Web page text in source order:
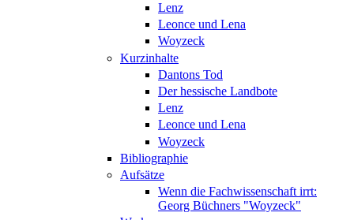
Lenz
Leonce und Lena
Woyzeck
Kurzinhalte
Dantons Tod
Der hessische Landbote
Lenz
Leonce und Lena
Woyzeck
Bibliographie
Aufsätze
Wenn die Fachwissenschaft irrt:
Georg Büchners "Woyzeck"